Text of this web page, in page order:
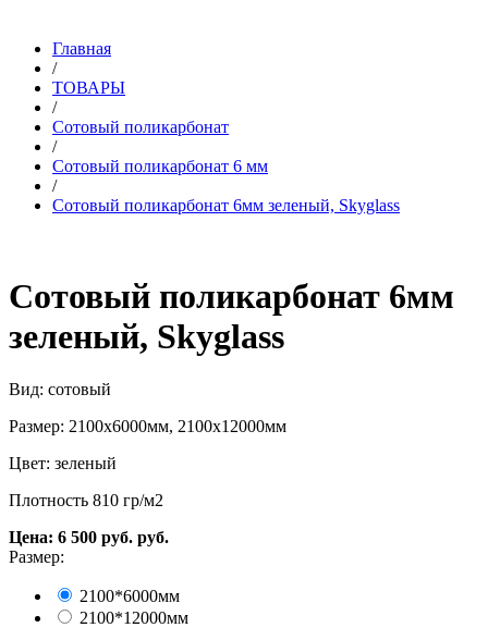
Главная
/
ТОВАРЫ
/
Сотовый поликарбонат
/
Сотовый поликарбонат 6 мм
/
Сотовый поликарбонат 6мм зеленый, Skyglass
Сотовый поликарбонат 6мм
зеленый, Skyglass
Вид: сотовый
Размер: 2100х6000мм, 2100х12000мм
Цвет: зеленый
Плотность 810 гр/м2
Цена: 6 500 руб. руб.
Размер:
2100*6000мм
2100*12000мм